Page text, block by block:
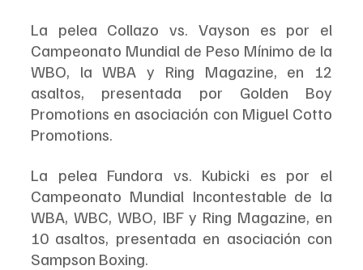
La pelea Collazo vs. Vayson es por el
Campeonato Mundial de Peso Mínimo de la
WBO, la WBA y Ring Magazine, en 12
asaltos, presentada por Golden Boy
Promotions en asociación con Miguel Cotto
Promotions.
La pelea Fundora vs. Kubicki es por el
Campeonato Mundial Incontestable de la
WBA, WBC, WBO, IBF y Ring Magazine, en
10 asaltos, presentada en asociación con
Sampson Boxing.